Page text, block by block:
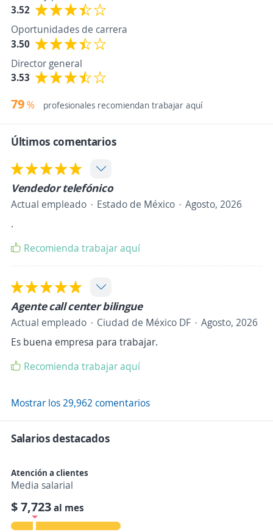
3.52
Oportunidades de carrera
3.50
Director general
3.53
79% profesionales recomiendan trabajar aquí
Últimos comentarios
Vendedor telefónico
Actual empleado Estado de México
Agosto, 2026
.
Recomienda trabajar aquí
Agente call center bilingue
Actual empleado Ciudad de México DF
Agosto, 2026
Es buena empresa para trabajar.
Recomienda trabajar aquí
Mostrar los 29,962 comentarios
Salarios destacados
Atención a clientes
Media salarial
$ 7,723al mes